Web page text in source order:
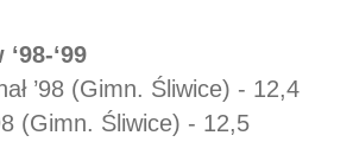
‘99
’98 (Gimn. Śliwice) - 12,4
(Gimn. Śliwice) - 12,5